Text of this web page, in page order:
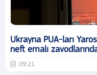
Ukrayna PUA-ları
neft emalı
09:21